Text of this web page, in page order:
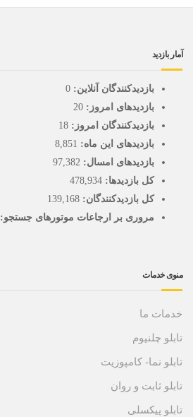
آمار بازدید
بازدیدکنندگان آنلاین: 0
بازدیدهای امروز: 20
بازدیدکنندگان امروز: 18
بازدیدهای این ماه: 8,851
بازدیدهای امسال: 97,382
کل بازدیدها: 478,934
کل بازدیدکنند‌گان: 139,168
مروری بر ارجاعات موتورهای جستجو:
منوی خدمات
خدمات ما
تابلو چلنیوم
تابلو نما- کامپوزیت
تابلو ثابت و روان
تابلو پیکسلی